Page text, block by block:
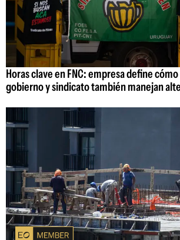
Horas clave en FNC: empresa define
gobierno y sindicato también manejan